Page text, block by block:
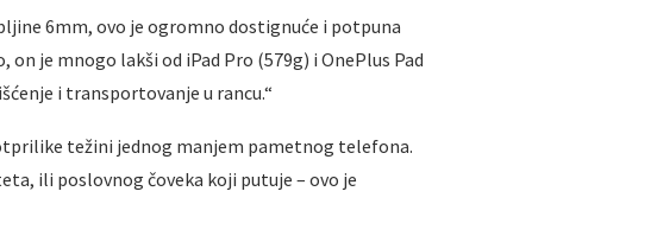
6mm, ovo je ogromno dostignuće i potpuna
je mnogo lakši od iPad Pro (579g) i OnePlus Pad
i transportovanje u rancu.“
težini jednog manjem pametnog telefona.
ili poslovnog čoveka koji putuje – ovo je